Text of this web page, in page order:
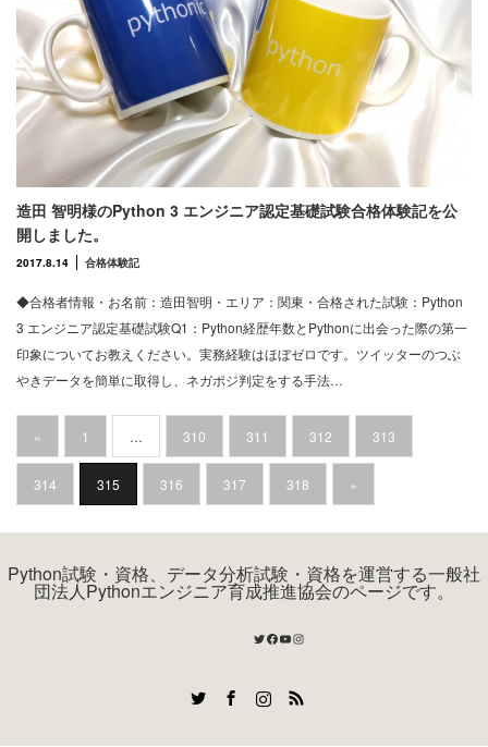
造田 智明様のPython 3 エンジニア認定基礎試験合格体験記を公
開しました。
2017.8.14 合格体験記
◆合格者情報・お名前：造田智明・エリア：関東・合格された試験：Python
3 エンジニア認定基礎試験Q1：Python経歴年数とPythonに出会った際の第一
印象についてお教えください。実務経験はほぼゼロです。ツイッターのつぶ
やきデータを簡単に取得し、ネガポジ判定をする手法…
« 1 … 310 311 312 313
314 315 316 317 318 »
Python試験・資格、データ分析試験・資格を運営する一般社
団法人Pythonエンジニア育成推進協会のページです。
Twitter
Facebook
YouTube
Instagram
RSS